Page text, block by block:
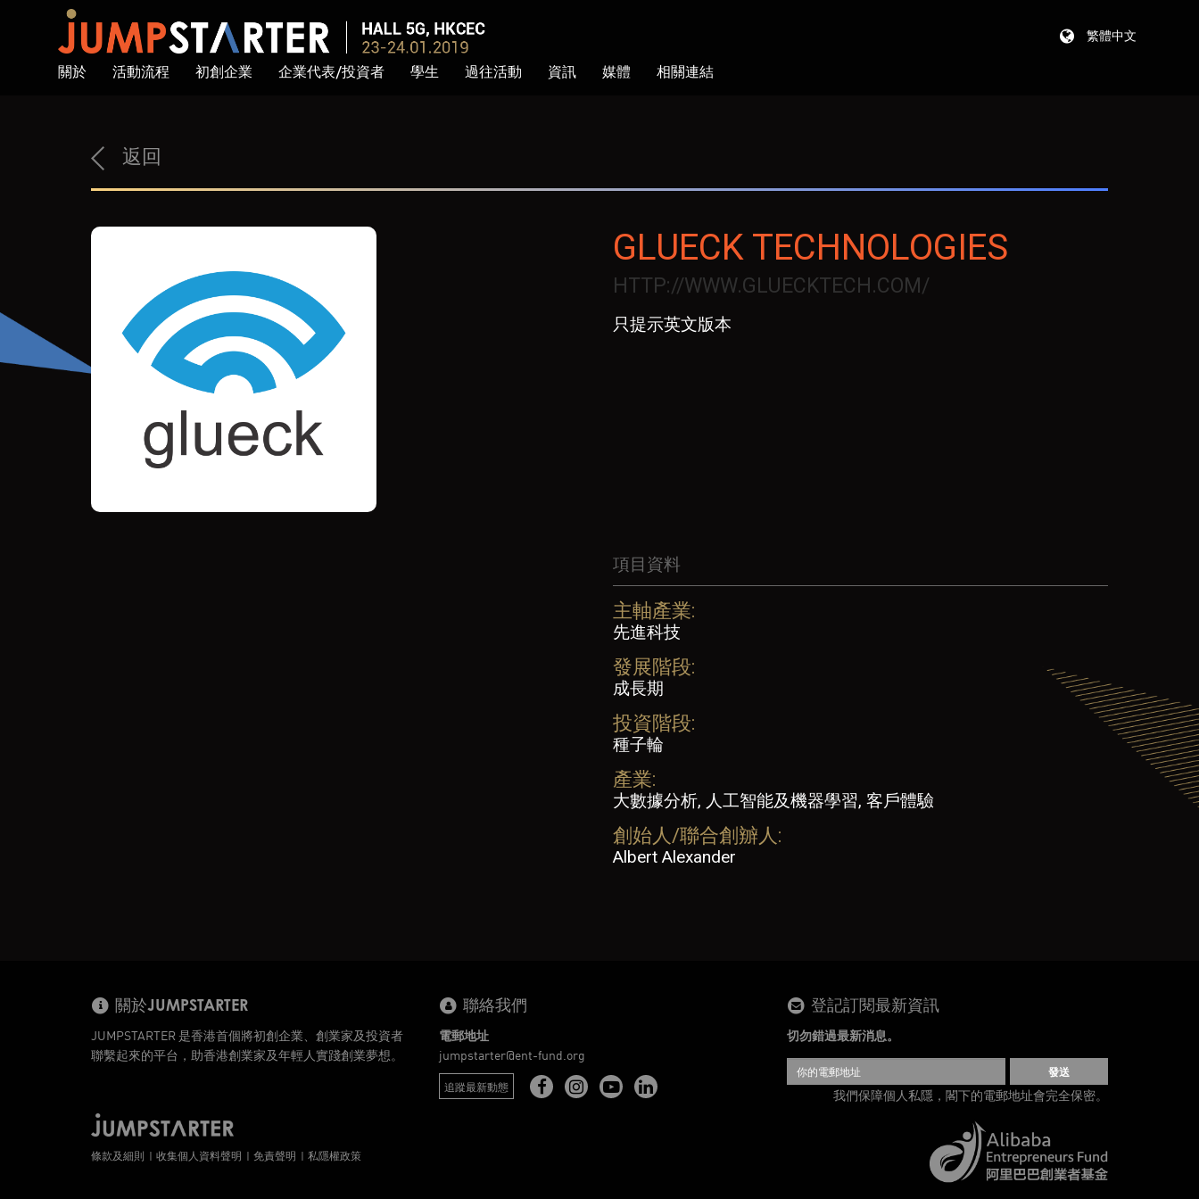
關於 活動流程 初創企業 企業代表/投資者 學生 過往活動 資訊 媒體 相關連結
繁體中文
返回
GLUECK TECHNOLOGIES
HTTP://WWW.GLUECKTECH.COM/
只提示英文版本
項目資料
主軸產業:
先進科技
發展階段:
成長期
投資階段:
種子輪
產業:
大數據分析, 人工智能及機器學習, 客戶體驗
創始人/聯合創辧人:
Albert Alexander
關於JUMPSTARTER
JUMPSTARTER 是香港首個將初創企業、創業家及投資者
聯繫起來的平台，助香港創業家及年輕人實踐創業夢想。
聯絡我們
電郵地址
jumpstarter@ent-fund.org
追蹤最新動態
登記訂閱最新資訊
切勿錯過最新消息。
發送
我們保障個人私隱，閣下的電郵地址會完全保密。
條款及細則 收集個人資料聲明 免責聲明 私隱權政策